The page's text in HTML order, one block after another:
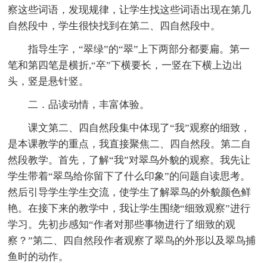
察这些词语，发现规律，让学生找这些词语出现在第几
自然段中，学生很快找到在第二、四自然段中。
指导生字，“翠绿”的“翠”上下两部分都要扁。第一
笔和第四笔是横折,“卒”下横要长，一竖在下横上边出
头，竖是悬针竖。
二．品读动情，丰富体验。
课文第二、四自然段集中体现了“我”观察的细致，
是本课教学的重点，我直接聚焦二、四自然段。第二自
然段教学。首先，了解“我”对翠鸟外貌的观察。我先让
学生带着“翠鸟给你留下了什么印象”的问题自读思考。
然后引导学生学生交流，使学生了解翠鸟的外貌颜色鲜
艳。在接下来的教学中，我让学生围绕“细致观察”进行
学习。先初步感知“作者对那些事物进行了细致的观
察？”第二、四自然段作者观察了翠鸟的外形以及翠鸟捕
鱼时的动作。